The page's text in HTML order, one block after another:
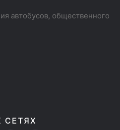
автобусов, общественного